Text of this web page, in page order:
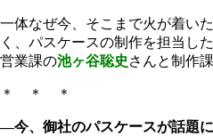
一体なぜ今、そこまで火が着い
く、パスケースの制作を担当し
営業課の池ヶ谷聡史 さんと制作
＊ ＊ ＊
―今、御社のパスケースが話題